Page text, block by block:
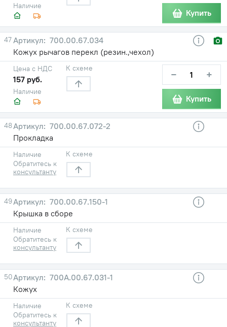
Наличие
Купить
47
700.00.67.034
Кожух рычагов перекл (резин.,чехол)
Наличие
Цена с НДС
157 руб.
К схеме − +
Купить
48
700.00.67.072-2
Прокладка
Наличие
Обратитесь к
консультанту
К схеме
49
700.00.67.150-1
Крышка в сборе
Наличие
Обратитесь к
консультанту
К схеме
50
700А.00.67.031-1
Кожух
Наличие
Обратитесь к
консультанту
К схеме